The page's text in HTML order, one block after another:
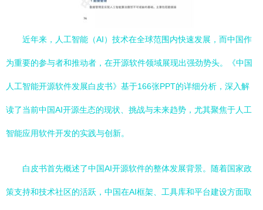
近年来，人工智能（AI）技术在全球范围内快速发展，而中国作
为重要的参与者和推动者，在开源软件领域展现出强劲势头。《中国
人工智能开源软件发展白皮书》基于166张PPT的详细分析，深入解
读了当前中国AI开源生态的现状、挑战与未来趋势，尤其聚焦于人工
智能应用软件开发的实践与创新。
白皮书首先概述了中国AI开源软件的整体发展背景。随着国家政
策支持和技术社区的活跃，中国在AI框架、工具库和平台建设方面取